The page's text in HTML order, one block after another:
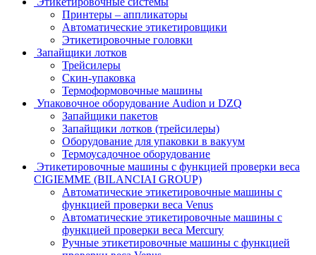
Принтеры – аппликаторы
Автоматические этикетировщики
Этикетировочные головки
Запайщики лотков
Трейсилеры
Скин-упаковка
Термоформовочные машины
Упаковочное оборудование Audion и DZQ
Запайщики пакетов
Запайщики лотков (трейсилеры)
Оборудование для упаковки в вакуум
Термоусадочное оборудование
Этикетировочные машины с функцией проверки веса
CIGIEMME (BILANCIAI GROUP)
Автоматические этикетировочные машины с
функцией проверки веса Venus
Автоматические этикетировочные машины с
функцией проверки веса Mercury
Ручные этикетировочные машины с функцией